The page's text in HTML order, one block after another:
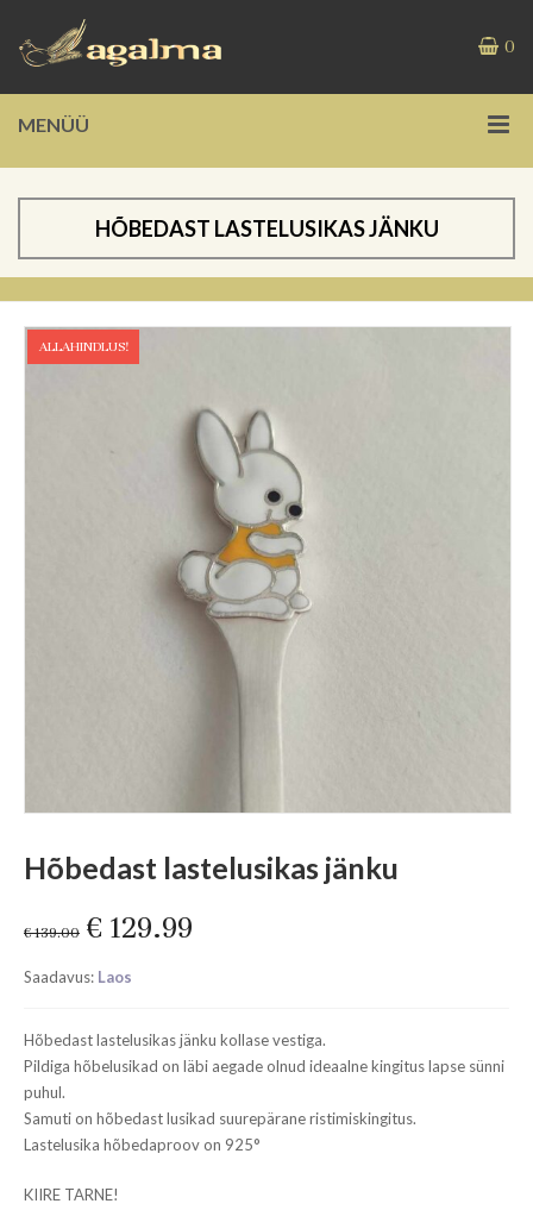
0
MENÜÜ
HÕBEDAST LASTELUSIKAS JÄNKU
ALLAHINDLUS!
Hõbedast lastelusikas jänku
€139.00 Original
price
€ 139.00.
€ 129.99
€ 129.99.
Saadavus: Laos
Hõbedast lastelusikas jänku kollase vestiga.
Pildiga hõbelusikad on läbi aegade olnud ideaalne kingitus lapse sünni
puhul.
Samuti on hõbedast lusikad suurepärane ristimiskingitus.
Lastelusika hõbedaproov on 925°
KIIRE TARNE!